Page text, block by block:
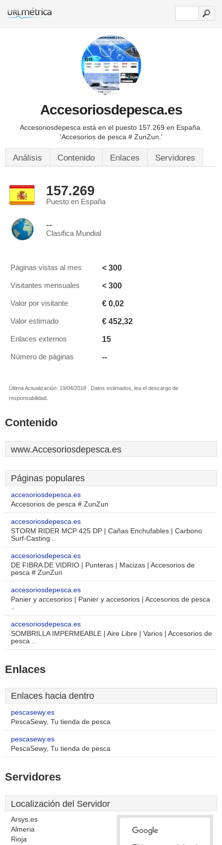
Accesoriosdepesca.es
Accesoriosdepesca está en el puesto 157.269 en España.
'Accesorios de pesca # ZunZun.'
Análisis Contenido Enlaces Servidores
157.269
Puesto en España
--
Clasifica Mundial
Páginas vistas al mes < 300
Visitantes mensuales < 300
Valor por visitante € 0,02
Valor estimado € 452,32
Enlaces externos 15
Número de páginas --
Última Actualización: 19/04/2018 . Datos estimados, lea el descargo de
responsabilidad.
Contenido
www.Accesoriosdepesca.es
Páginas populares
accesoriosdepesca.es
Accesorios de pesca # ZunZun
accesoriosdepesca.es
STORM RIDER MCP 425 DP | Cañas Enchufables | Carbono
Surf-Casting ..
accesoriosdepesca.es
DE FIBRA DE VIDRIO | Punteras | Macizas | Accesorios de
pesca # ZunZun
accesoriosdepesca.es
Panier y accesorios | Panier y accesorios | Accesorios de pesca
..
accesoriosdepesca.es
SOMBRILLA IMPERMEABLE | Aire Libre | Varios | Accesorios de
pesca ..
Enlaces
Enlaces hacia dentro
pescasewy.es
PescaSewy, Tu tienda de pesca
pescasewy.es
PescaSewy, Tu tienda de pesca
Servidores
Localización del Servidor
Arsys.es
Almeria
Rioja